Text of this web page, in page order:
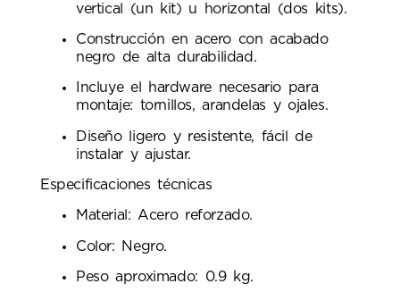
vertical (un kit) u horizontal (dos kits).
Construcción en acero con acabado
negro de alta durabilidad.
Incluye el hardware necesario para
montaje: tornillos, arandelas y ojales.
Diseño ligero y resistente, fácil de
instalar y ajustar.
Especificaciones técnicas
Material: Acero reforzado.
Color: Negro.
Peso aproximado: 0.9 kg.